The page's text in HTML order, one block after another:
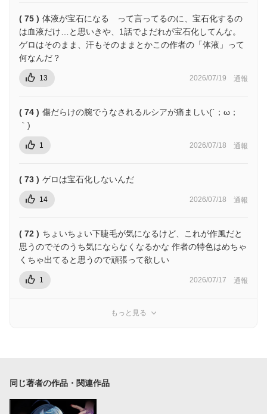
( 75 ) 体液が宝石になる って言ってるのに、宝石化するの
は血液だけ…と思いきや、1話でよだれが宝石化してんな。
ゲロはそのまま、汗もそのままとかこの作者の「体液」って
何なんだ？
13 2026/07/19 通報
( 74 ) 傷だらけの腕でうなされるルシアが痛ましい(´；ω；
｀)
1 2026/07/18 通報
( 73 ) ゲロは宝石化しないんだ
14 2026/07/18 通報
( 72 ) ちょいちょい下睫毛が気になるけど、これが作風だと
思うのでそのうち気にならなくなるかな 作者の特色はめちゃ
くちゃ出てると思うので頑張って欲しい
1 2026/07/17 通報
もっと見る
同じ著者の作品・関連作品